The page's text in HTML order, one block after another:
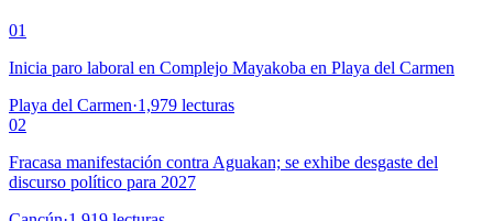
01
Inicia paro laboral en Complejo Mayakoba en Playa del Carmen
Playa del Carmen·1,979 lecturas
02
Fracasa manifestación contra Aguakan; se exhibe desgaste del
discurso político para 2027